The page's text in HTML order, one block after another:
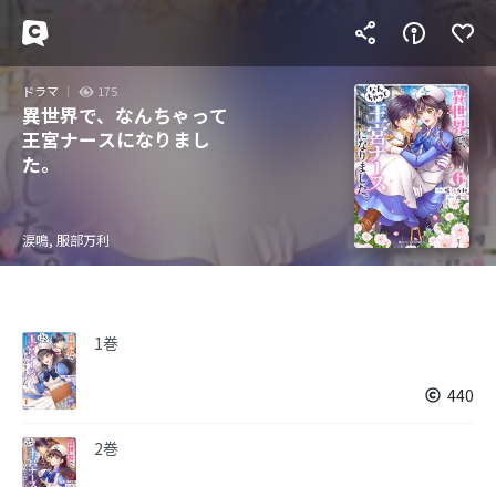
ドラマ 175
異世界で、なんちゃって
王宮ナースになりまし
た。
涙鳴, 服部万利
1巻
440
2巻